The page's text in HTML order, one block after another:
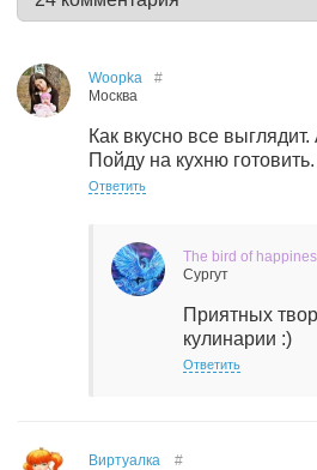
Woopka
Москва
#
Как вкусно все
Пойду на кухню
Ответить
The bird of
Сургут
Приятных
кулинарии :)
Ответить
Виртуалка
#